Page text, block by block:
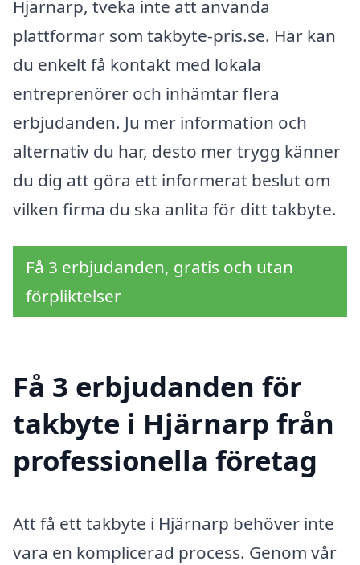
Hjärnarp, tveka inte att använda
plattformar som takbyte-pris.se. Här kan
du enkelt få kontakt med lokala
entreprenörer och inhämtar flera
erbjudanden. Ju mer information och
alternativ du har, desto mer trygg känner
du dig att göra ett informerat beslut om
vilken firma du ska anlita för ditt takbyte.
Få 3 erbjudanden, gratis och utan
förpliktelser
Få 3 erbjudanden för
takbyte i Hjärnarp från
professionella företag
Att få ett takbyte i Hjärnarp behöver inte
vara en komplicerad process. Genom vår